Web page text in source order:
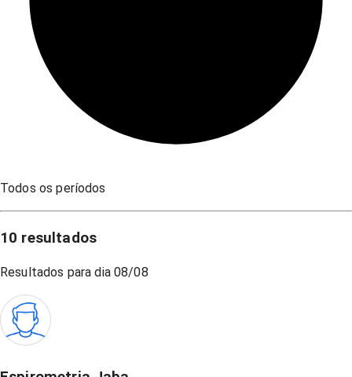
Todos os períodos
10 resultados
Resultados para dia08/08